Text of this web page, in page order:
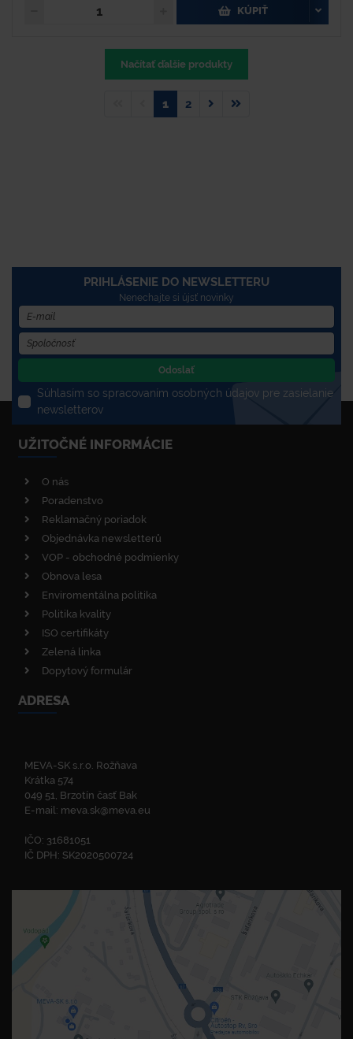
KÚPIŤ
Načítať ďalšie produkty
1 2
PRIHLÁSENIE DO NEWSLETTERU
Nenechajte si újsť novinky
Odoslať
Súhlasím so spracovaním osobných údajov pre zasielanie
newsletterov
UŽITOČNÉ INFORMÁCIE
O nás
Poradenstvo
Reklamačný poriadok
Objednávka newsletterů
VOP - obchodné podmienky
Obnova lesa
Enviromentálna politika
Politika kvality
ISO certifikáty
Zelená linka
Dopytový formulár
ADRESA
MEVA-SK s.r.o. Rožňava
Krátka 574
049 51, Brzotín časť Bak
E-mail: meva.sk@meva.eu
IČO: 31681051
IČ DPH: SK2020500724